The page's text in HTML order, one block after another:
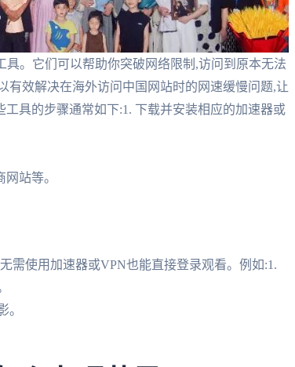
。它们可以帮助你突破网络限制,访问到原本无法
效解决在海外访问中国网站时的网速缓慢问题,让
具的步骤通常如下:1. 下载并安装相应的加速器或
站等。
需使用加速器或VPN也能直接登录观看。例如:1.
。